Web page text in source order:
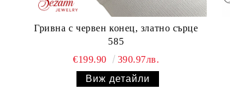
Гривна с червен конец, златно сърце
585
€199.90
390.97лв.
Виж детайли